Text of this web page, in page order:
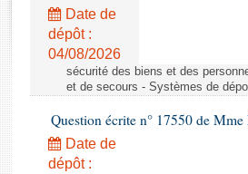
Rapports législatifs
Rapports sur l'application des lois
Baromètre de l’application des lois
Dossiers législatifs
Budget et sécurité sociale
Questions écrites et orales
Date de
dépôt :
04/08/2026
sécurité des biens et des
et de secours - Systèmes de
Question écrite n° 17550 de
Date de
dépôt :